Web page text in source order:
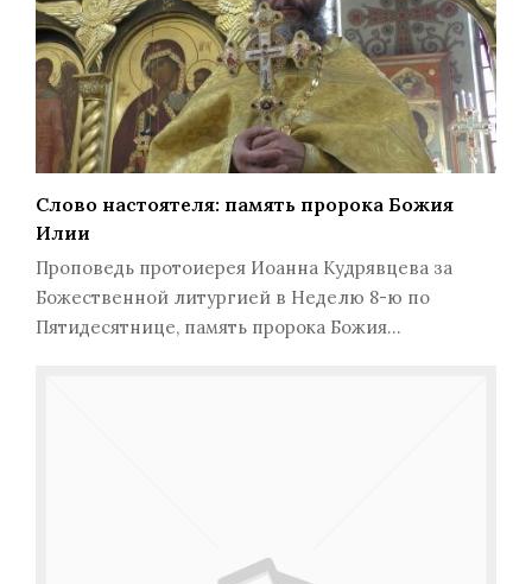
Слово настоятеля: память пророка Божия
Илии
Проповедь протоиерея Иоанна Кудрявцева за
Божественной литургией в Неделю 8-ю по
Пятидесятнице, память пророка Божия…